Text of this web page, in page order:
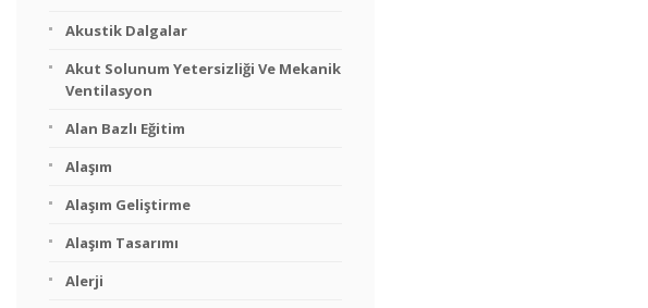
Akustik Dalgalar
Akut Solunum Yetersizliği Ve Mekanik
Ventilasyon
Alan Bazlı Eğitim
Alaşım
Alaşım Geliştirme
Alaşım Tasarımı
Alerji